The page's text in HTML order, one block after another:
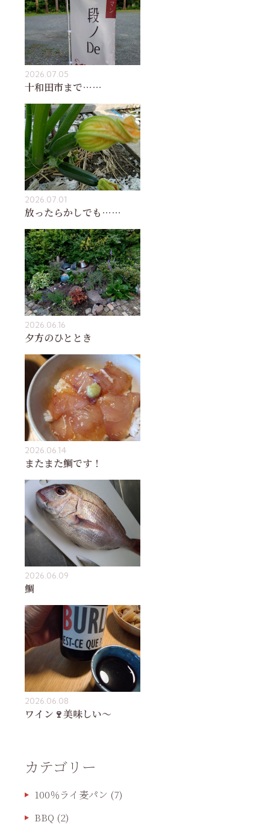
2026.07.05
十和田市まで……
2026.07.01
放ったらかしでも……
2026.06.16
夕方のひととき
2026.06.14
またまた鯛です！
2026.06.09
鯛
2026.06.08
ワイン🍷美味しい〜
カテゴリー
100％ライ麦パン (7)
BBQ (2)